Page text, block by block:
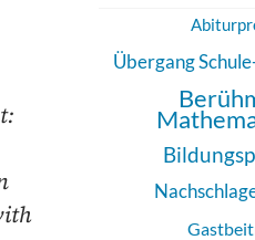
Übergang